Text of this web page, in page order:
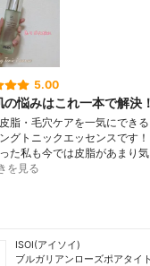
5.00
の悩みはこれ一本で解決！
脂・毛穴ケアを一気にでき
グトニックエッセンスです
た私も今では皮脂があまり
を見る
ISOI(アイソイ)
ブルガリアンローズポアタイ